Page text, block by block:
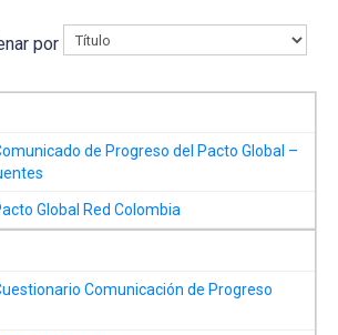
por
de Progreso del Pacto Global –
Global Red Colombia
Comunicación de Progreso